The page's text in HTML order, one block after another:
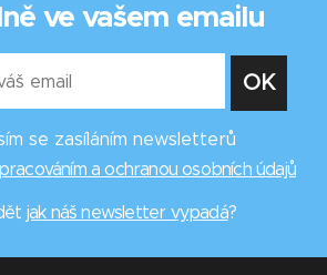
ve vašem emailu
se zasíláním newsletterů
a ochranou osobních údajů
jak náš newsletter vypadá?